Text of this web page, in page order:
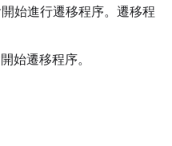
始進行遷移程序。遷移程
始遷移程序。